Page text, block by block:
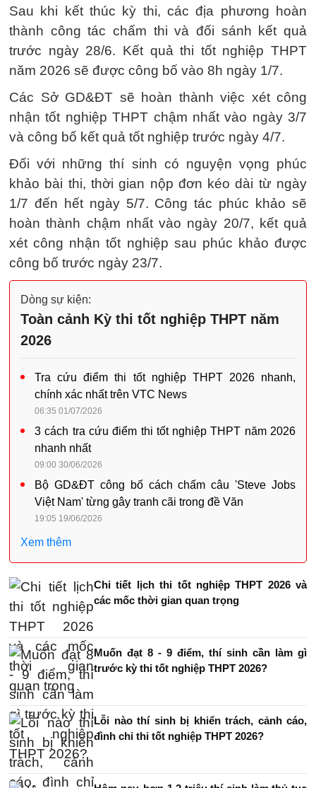
Sau khi kết thúc kỳ thi, các địa phương hoàn
thành công tác chấm thi và đối sánh kết quả
trước ngày 28/6. Kết quả thi tốt nghiệp THPT
năm 2026 sẽ được công bố vào 8h ngày 1/7.
Các Sở GD&ĐT sẽ hoàn thành việc xét công
nhận tốt nghiệp THPT chậm nhất vào ngày 3/7
và công bố kết quả tốt nghiệp trước ngày 4/7.
Đối với những thí sinh có nguyện vọng phúc
khảo bài thi, thời gian nộp đơn kéo dài từ ngày
1/7 đến hết ngày 5/7. Công tác phúc khảo sẽ
hoàn thành chậm nhất vào ngày 20/7, kết quả
xét công nhận tốt nghiệp sau phúc khảo được
công bố trước ngày 23/7.
Dòng sự kiện:
Toàn cảnh Kỳ thi tốt nghiệp THPT năm
2026
Tra cứu điểm thi tốt nghiệp THPT 2026 nhanh,
chính xác nhất trên VTC News
06:35 01/07/2026
3 cách tra cứu điểm thi tốt nghiệp THPT năm 2026
nhanh nhất
09:00 30/06/2026
Bộ GD&ĐT công bố cách chấm câu 'Steve Jobs
Việt Nam' từng gây tranh cãi trong đề Văn
19:05 19/06/2026
Xem thêm
Chi tiết lịch thi tốt nghiệp THPT 2026 và
các mốc thời gian quan trọng
Muốn đạt 8 - 9 điểm, thí sinh cần làm gì
trước kỳ thi tốt nghiệp THPT 2026?
Lỗi nào thí sinh bị khiển trách, cảnh cáo,
đình chỉ thi tốt nghiệp THPT 2026?